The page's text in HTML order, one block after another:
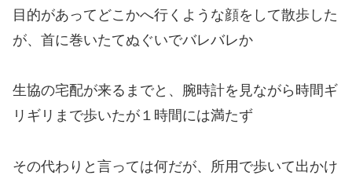
目的があって どこかへ行くような顔をして散歩した
が、首に巻いたてぬぐいでバレバレか
生協の宅配が来るまでと、腕時計を見ながら時間ギ
リギリまで歩いたが１時間には満たず
その代わりと言っては何だが、所用で歩いて出かけ